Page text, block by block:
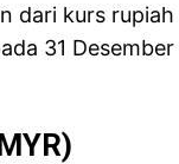
dari kurs
31